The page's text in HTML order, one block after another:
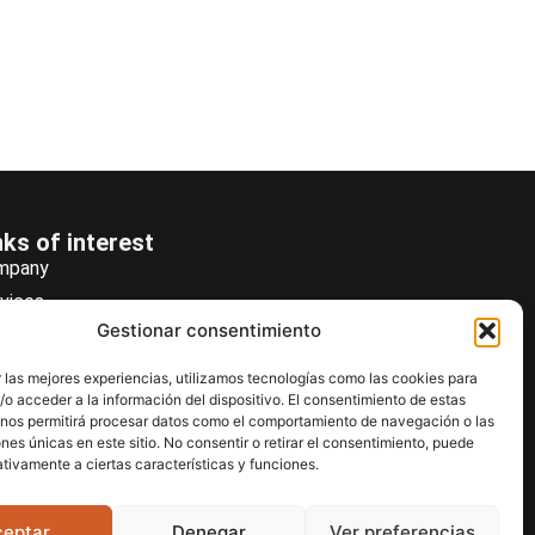
Gestionar consentimiento
las mejores experiencias, utilizamos tecnologías como las cookies para
o acceder a la información del dispositivo. El consentimiento de estas
permitirá procesar datos como el comportamiento de navegación o las
únicas en este sitio. No consentir o retirar el consentimiento, puede
a ciertas características y funciones.
of interest